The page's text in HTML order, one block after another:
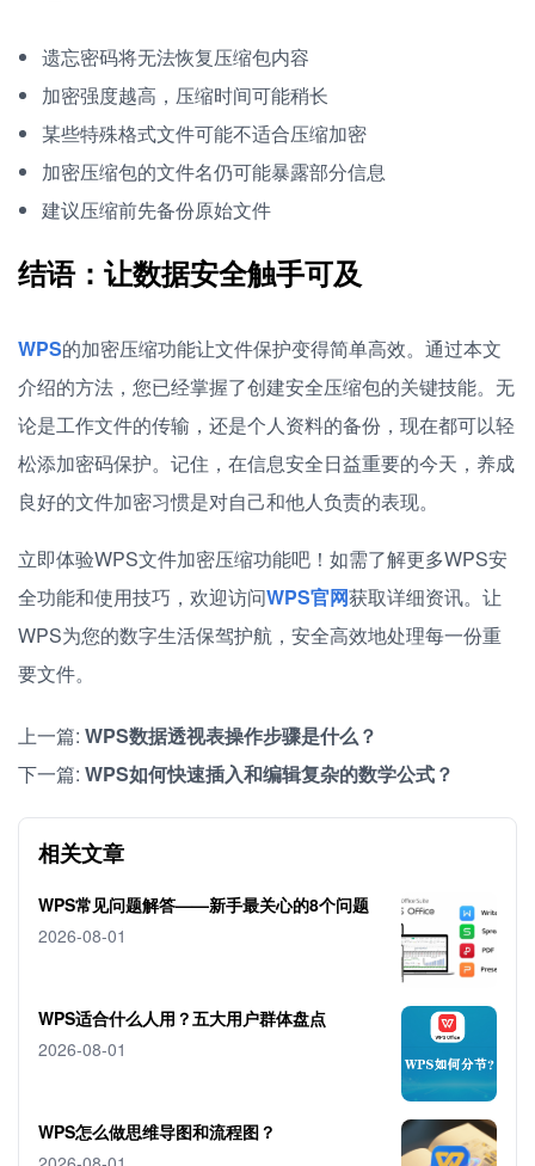
遗忘密码将无法恢复压缩包内容
加密强度越高，压缩时间可能稍长
某些特殊格式文件可能不适合压缩加密
加密压缩包的文件名仍可能暴露部分信息
建议压缩前先备份原始文件
结语：让数据安全触手可及
WPS的加密压缩功能让文件保护变得简单高效。通过本文
介绍的方法，您已经掌握了创建安全压缩包的关键技能。无
论是工作文件的传输，还是个人资料的备份，现在都可以轻
松添加密码保护。记住，在信息安全日益重要的今天，养成
良好的文件加密习惯是对自己和他人负责的表现。
立即体验WPS文件加密压缩功能吧！如需了解更多WPS安
全功能和使用技巧，欢迎访问WPS官网获取详细资讯。让
WPS为您的数字生活保驾护航，安全高效地处理每一份重
要文件。
上一篇: WPS数据透视表操作步骤是什么？
下一篇: WPS如何快速插入和编辑复杂的数学公式？
相关文章
WPS常见问题解答——新手最关心的8个问题
2026-08-01
WPS适合什么人用？五大用户群体盘点
2026-08-01
WPS怎么做思维导图和流程图？